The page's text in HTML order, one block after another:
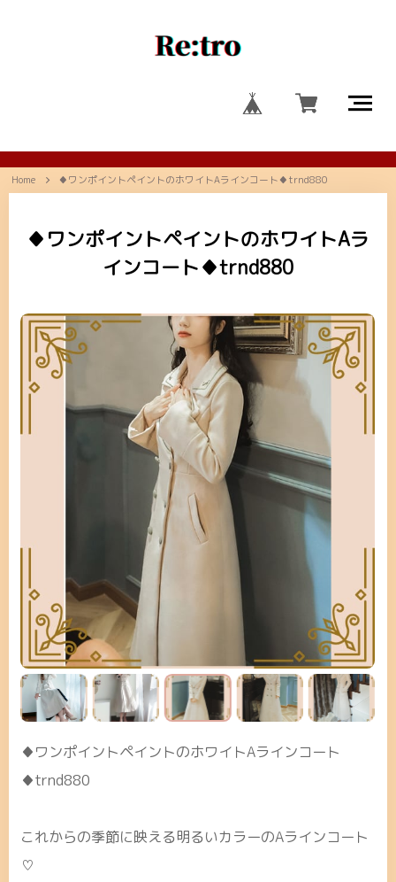
Home ♦ワンポイントペイントのホワイトAラインコート♦trnd880
♦ワンポイントペイントのホワイトAラ
インコート♦trnd880
♦ワンポイントペイントのホワイトAラインコート
♦trnd880
これからの季節に映える明るいカラーのAラインコート
♡